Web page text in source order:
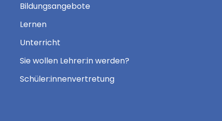
Bildungsangebote
Lernen
Unterricht
Sie wollen Lehrer:in werden?
Schüler:innenvertretung